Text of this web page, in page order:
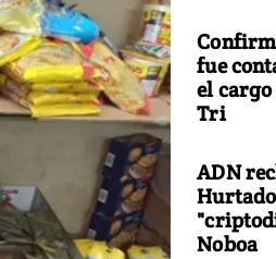
fue
el
Tri
ADN
Noboa